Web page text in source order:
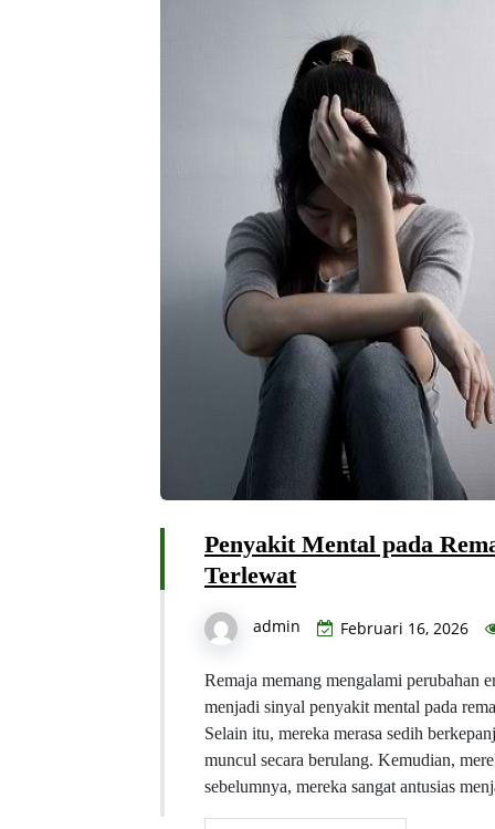
Penyakit Mental pada
Terlewat
admin Februari 16, 2026
Remaja memang mengalami perubahan
menjadi sinyal penyakit mental pada
Selain itu, mereka merasa sedih
muncul secara berulang. Kemudian,
sebelumnya, mereka sangat antusias